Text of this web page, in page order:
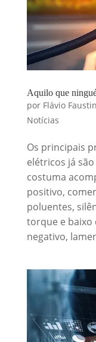
Aquilo que
por Flávio
Notícias
Os principais
elétricos já
costuma
positivo,
poluentes,
torque e baixo
negativo,